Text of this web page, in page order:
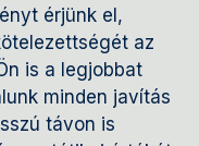
érjünk el,
az
is a legjobbat
minden javítás
távon is